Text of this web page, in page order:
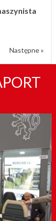
Następne »